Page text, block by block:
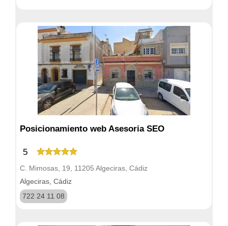
Posicionamiento web Asesoria SEO
5
C. Mimosas, 19, 11205 Algeciras, Cádiz
Algeciras, Cádiz
722 24 11 08